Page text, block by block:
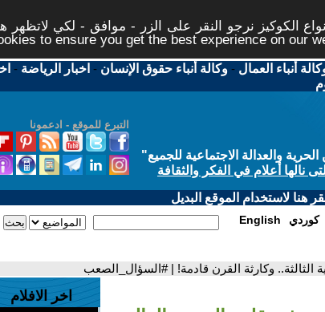
الكوكيز نرجو النقر على الزر - موافق - لكي لاتظهر
to ensure you get the best experience on our
أنباء العمال -وكالة أنباء حقوق الإنسان - اخبار الرياضة -
التبرع للموقع - ادعمونا
والعدالة الاجتماعية للجميع"
نالها أعلام في الفكر والثقافة
هنا لاستخدام الموقع البديل
English كوردي
وكارثة القرن قادمة! | #السؤال_الصعب
اخر الافلام